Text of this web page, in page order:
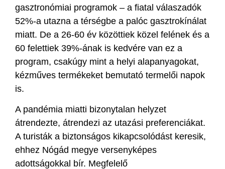
gasztronómiai programok – a fiatal válaszadók
52%-a utazna a térségbe a palóc gasztrokínálat
miatt. De a 26-60 év közöttiek közel felének és a
60 felettiek 39%-ának is kedvére van ez a
program, csakúgy mint a helyi alapanyagokat,
kézműves termékeket bemutató termelői napok
is.
A pandémia miatti bizonytalan helyzet
átrendezte, átrendezi az utazási preferenciákat.
A turisták a biztonságos kikapcsolódást keresik,
ehhez Nógád megye versenyképes
adottságokkal bír. Megfelelő